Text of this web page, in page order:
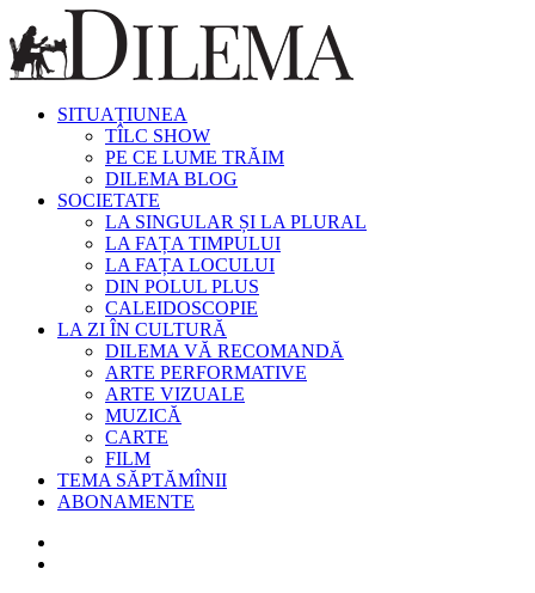
SITUAȚIUNEA
TÎLC SHOW
PE CE LUME TRĂIM
DILEMA BLOG
SOCIETATE
LA SINGULAR ȘI LA PLURAL
LA FAȚA TIMPULUI
LA FAȚA LOCULUI
DIN POLUL PLUS
CALEIDOSCOPIE
LA ZI ÎN CULTURĂ
DILEMA VĂ RECOMANDĂ
ARTE PERFORMATIVE
ARTE VIZUALE
MUZICĂ
CARTE
FILM
TEMA SĂPTĂMÎNII
ABONAMENTE